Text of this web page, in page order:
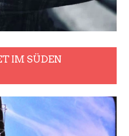
IM SÜDEN